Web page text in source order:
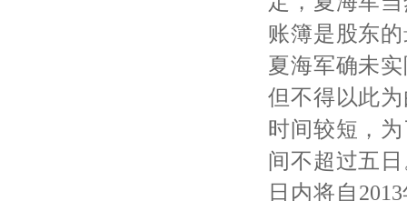
账簿是股东
夏海军确未
但不得以此
时间较短，
间不超过五
日内将自